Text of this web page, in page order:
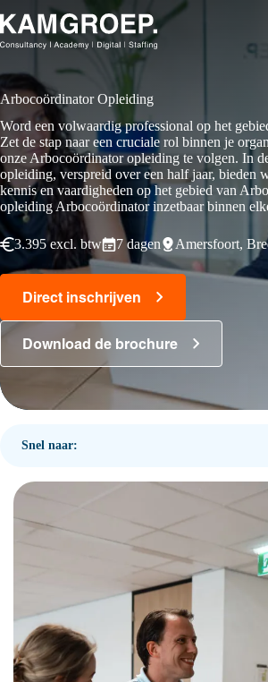
naar
de
Arbocoördinator Opleiding
Word een volwaardig professional op het
Zet de stap naar een cruciale rol binnen je
onze Arbocoördinator opleiding te volgen. In
opleiding, verspreid over een half jaar, bieden
kennis en vaardigheden op het gebied van
opleiding Arbocoördinator inzetbaar binnen
3.395 excl. btw 7 dagen Amersfoort,
Direct inschrijven
Download de brochure
Snel naar: